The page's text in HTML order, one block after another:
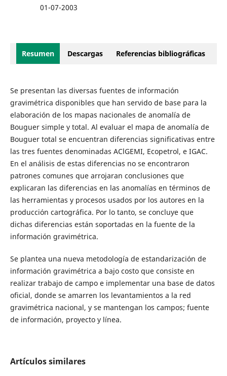
01-07-2003
Resumen Descargas Referencias bibliográficas
Se presentan las diversas fuentes de información
gravimétrica disponibles que han servido de base para la
elaboración de los mapas nacionales de anomalía de
Bouguer simple y total. Al evaluar el mapa de anomalía de
Bouguer total se encuentran diferencias significativas entre
las tres fuentes denominadas AClGEMI, Ecopetrol, e IGAC.
En el análisis de estas diferencias no se encontraron
patrones comunes que arrojaran conclusiones que
explicaran las diferencias en las anomalías en términos de
las herramientas y procesos usados por los autores en la
producción cartográfica. Por lo tanto, se concluye que
dichas diferencias están soportadas en la fuente de la
información gravimétrica.
Se plantea una nueva metodología de estandarización de
información gravimétrica a bajo costo que consiste en
realizar trabajo de campo e implementar una base de datos
oficial, donde se amarren los levantamientos a la red
gravimétrica nacional, y se mantengan los campos; fuente
de información, proyecto y línea.
Artículos similares